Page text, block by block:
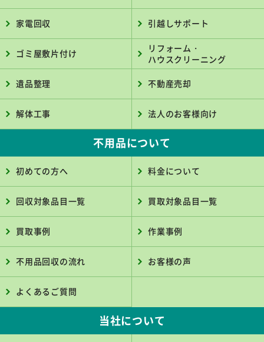
家電回収 引越しサポート
ゴミ屋敷片付け
リフォーム・
ハウスクリーニング
遺品整理 不動産売却
解体工事 法人のお客様向け
不用品について
初めての方へ 料金について
回収対象品目一覧 買取対象品目一覧
買取事例 作業事例
不用品回収の流れ お客様の声
よくあるご質問
当社について